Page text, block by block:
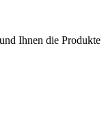
Ihnen die Produkte